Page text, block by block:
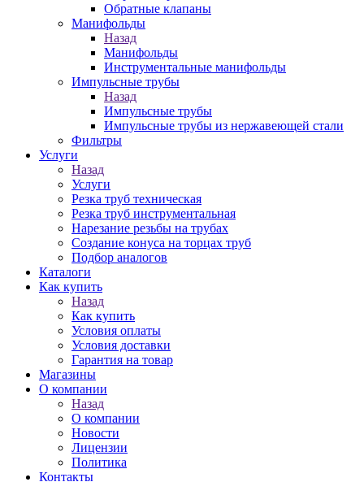
Обратные клапаны
Манифольды
Назад
Манифольды
Инструментальные манифольды
Импульсные трубы
Назад
Импульсные трубы
Импульсные трубы из нержавеющей стали
Фильтры
Услуги
Назад
Услуги
Резка труб техническая
Резка труб инструментальная
Нарезание резьбы на трубах
Создание конуса на торцах труб
Подбор аналогов
Каталоги
Как купить
Назад
Как купить
Условия оплаты
Условия доставки
Гарантия на товар
Магазины
О компании
Назад
О компании
Новости
Лицензии
Политика
Контакты